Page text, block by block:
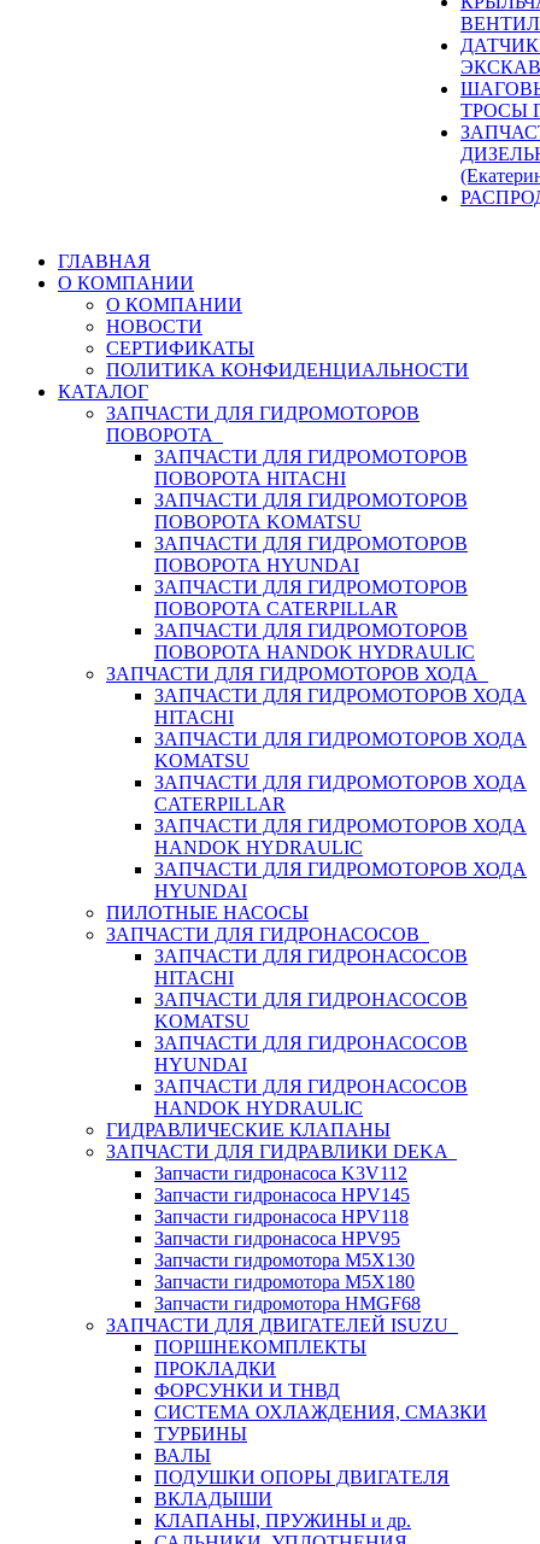
ТРОСЫ
ГЛАВНАЯ
О КОМПАНИИ
О КОМПАНИИ
НОВОСТИ
СЕРТИФИКАТЫ
ПОЛИТИКА КОНФИДЕНЦИАЛЬНОСТИ
КАТАЛОГ
ЗАПЧАСТИ ДЛЯ ГИДРОМОТОРОВ
ПОВОРОТА
ЗАПЧАСТИ ДЛЯ ГИДРОМОТОРОВ
ПОВОРОТА HITACHI
ЗАПЧАСТИ ДЛЯ ГИДРОМОТОРОВ
ПОВОРОТА KOMATSU
ЗАПЧАСТИ ДЛЯ ГИДРОМОТОРОВ
ПОВОРОТА HYUNDAI
ЗАПЧАСТИ ДЛЯ ГИДРОМОТОРОВ
ПОВОРОТА CATERPILLAR
ЗАПЧАСТИ ДЛЯ ГИДРОМОТОРОВ
ПОВОРОТА HANDOK HYDRAULIC
ЗАПЧАСТИ ДЛЯ ГИДРОМОТОРОВ ХОДА
ЗАПЧАСТИ ДЛЯ ГИДРОМОТОРОВ ХОДА
HITACHI
ЗАПЧАСТИ ДЛЯ ГИДРОМОТОРОВ ХОДА
KOMATSU
ЗАПЧАСТИ ДЛЯ ГИДРОМОТОРОВ ХОДА
CATERPILLAR
ЗАПЧАСТИ ДЛЯ ГИДРОМОТОРОВ ХОДА
HANDOK HYDRAULIC
ЗАПЧАСТИ ДЛЯ ГИДРОМОТОРОВ ХОДА
HYUNDAI
ПИЛОТНЫЕ НАСОСЫ
ЗАПЧАСТИ ДЛЯ ГИДРОНАСОСОВ
ЗАПЧАСТИ ДЛЯ ГИДРОНАСОСОВ
HITACHI
ЗАПЧАСТИ ДЛЯ ГИДРОНАСОСОВ
KOMATSU
ЗАПЧАСТИ ДЛЯ ГИДРОНАСОСОВ
HYUNDAI
ЗАПЧАСТИ ДЛЯ ГИДРОНАСОСОВ
HANDOK HYDRAULIC
ГИДРАВЛИЧЕСКИЕ КЛАПАНЫ
ЗАПЧАСТИ ДЛЯ ГИДРАВЛИКИ DEKA
Запчасти гидронасоса K3V112
Запчасти гидронасоса HPV145
Запчасти гидронасоса HPV118
Запчасти гидронасоса HPV95
Запчасти гидромотора M5X130
Запчасти гидромотора M5X180
Запчасти гидромотора HMGF68
ЗАПЧАСТИ ДЛЯ ДВИГАТЕЛЕЙ ISUZU
ПОРШНЕКОМПЛЕКТЫ
ПРОКЛАДКИ
ФОРСУНКИ И ТНВД
СИСТЕМА ОХЛАЖДЕНИЯ, СМАЗКИ
ТУРБИНЫ
ВАЛЫ
ПОДУШКИ ОПОРЫ ДВИГАТЕЛЯ
ВКЛАДЫШИ
КЛАПАНЫ, ПРУЖИНЫ и др.